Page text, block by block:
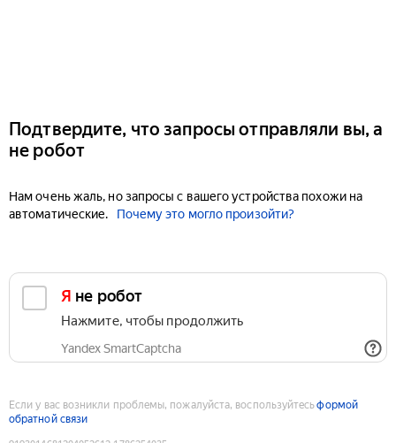
Подтвердите, что запросы отправляли вы, а
не робот
Нам очень жаль, но запросы с вашего устройства похожи на
автоматические.
Почему это могло произойти?
Я не робот
Нажмите, чтобы продолжить
Yandex SmartCaptcha
Если у вас возникли проблемы, пожалуйста, воспользуйтесьформой
обратной связи